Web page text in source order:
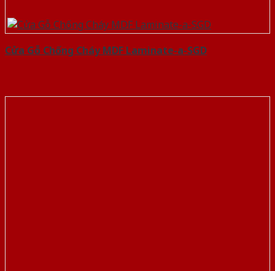
Cửa Gỗ Chống Cháy MDF Laminate-a-SGD